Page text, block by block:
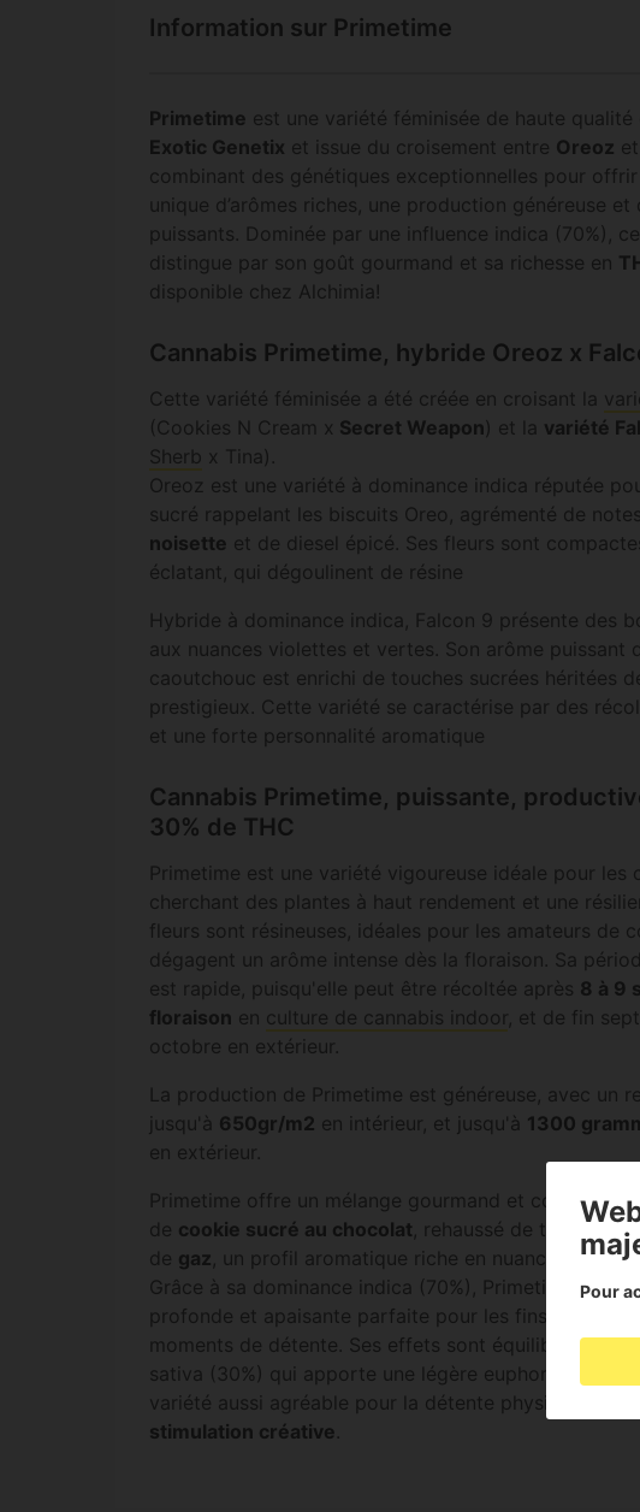
Information sur Primetime
Primetime est une variété féminisée de haute qualité
Exotic Genetix et issue du croisement entre Oreoz et
combinant des génétiques exceptionnelles pour offrir
unique d’arômes riches, une production généreuse et
puissants. Dominée par une influence indica (70%),
distingue par son goût gourmand et sa richesse en
disponible chez Alchimia!
Cannabis Primetime, hybride Oreoz x
Cette variété féminisée a été créée en croisant la
(Cookies N Cream x Secret Weapon) et la variété
Sherb x Tina).
Oreoz est une variété à dominance indica réputée
sucré rappelant les biscuits Oreo, agrémenté de
noisette et de diesel épicé. Ses fleurs sont
éclatant, qui dégoulinent de résine
Hybride à dominance indica, Falcon 9 présente des
aux nuances violettes et vertes. Son arôme puissant
caoutchouc est enrichi de touches sucrées héritées
prestigieux. Cette variété se caractérise par des
et une forte personnalité aromatique
Cannabis Primetime, puissante,
30% de THC
Primetime est une variété vigoureuse idéale pour les
cherchant des plantes à haut rendement et une
fleurs sont résineuses, idéales pour les amateurs de
dégagent un arôme intense dès la floraison. Sa
est rapide, puisqu'elle peut être récoltée après 8 à 9
floraison en culture de cannabis indoor , et de fin
octobre en extérieur.
La production de Primetime est généreuse, avec un
jusqu'à 650gr/m2 en intérieur, et jusqu'à 1300
en extérieur.
Primetime offre un mélange gourmand et complexe
de cookie sucré au chocolat, rehaussé de touches
de gaz, un profil aromatique riche en nuances.
Grâce à sa dominance indica (70%), Primetime
profonde et apaisante parfaite pour les fins de
moments de détente. Ses effets sont équilibrés avec
sativa (30%) qui apporte une légère euphorie
variété aussi agréable pour la détente physique que
stimulation créative.
Pour